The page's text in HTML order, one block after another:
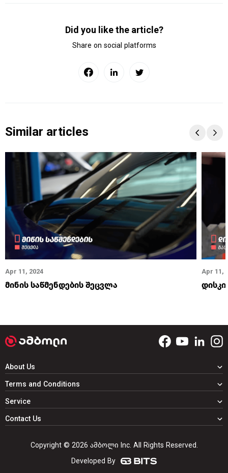
Did you like the article?
Share on social platforms
Similar articles
Apr 11, 2024
მინის საწმენდების შეცვლა
Apr 11,
Contact Us
About Us
Terms and Conditions
Service
Copyright © 2026 ამბოლი Inc. All Rights Reserved.
Developed By